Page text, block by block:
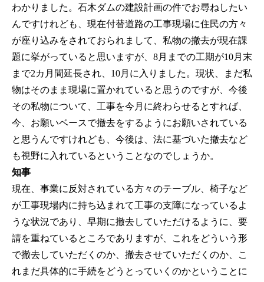
わかりました。石木ダムの建設計画の件でお尋ねしたい
んですけれども、現在付替道路の工事現場に住民の方々
が座り込みをされておられまして、私物の撤去が現在課
題に挙がっていると思いますが、8月までの工期が10月末
まで2カ月間延長され、10月に入りました。現状、まだ私
物はそのまま現場に置かれていると思うのですが、今後
その私物について、工事を今月に終わらせるとすれば、
今、お願いベースで撤去をするようにお願いされている
と思うんですけれども、今後は、法に基づいた撤去など
も視野に入れているということなのでしょうか。
知事
現在、事業に反対されている方々のテーブル、椅子など
が工事現場内に持ち込まれて工事の支障になっているよ
うな状況であり、早期に撤去していただけるように、要
請を重ねているところでありますが、これをどういう形
で撤去していただくのか、撤去させていただくのか、こ
れまだ具体的に手続をどうとっていくのかということに